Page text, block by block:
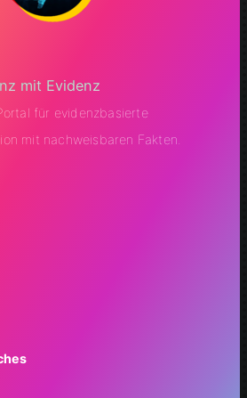
mit Evidenz
für evidenzbasierte
mit nachweisbaren Fakten.